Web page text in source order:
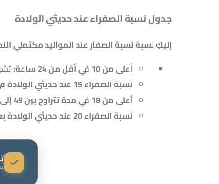
جدول نسبة الصفراء عند حديثي الولادة
إليكِ نسبة نسبة الصفار عند المواليد مكتملي
أعلى من 10 في أقل من 24 ساعة:
نسبة الصفراء 15 عند حديثي الولادة في خلال 24 إلى 48 ساعة بعد الولادة:
أعلى من 18 في مدة تتراوح بين 49 إلى 72 ساعة من الولادة:
نسبة الصفراء 20 عند حديثي الولادة بعد 72 ساعة: